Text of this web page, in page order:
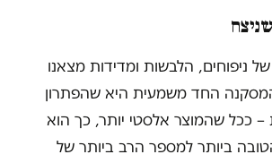
ניפוחים, הלבשות ומדידות מצאנו
החד משמעית היא שהפתרון
– ככל שהמוצר אלסטי יותר, כך הוא
ביותר למספר הרב ביותר של